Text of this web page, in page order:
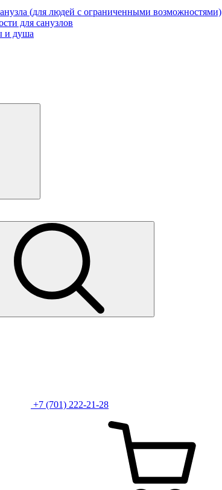
(для людей с ограниченными возможностями)
для санузлов
и душа
+7 (701) 222-21-28